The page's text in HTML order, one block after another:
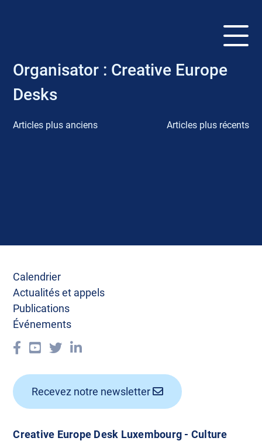
Organisator : Creative Europe
Desks
N
a
i
o
d
e
s
a
Articles plus anciens Articles plus récents
Creative Europe Desk Luxembourg - Culture
Calendrier
Actualités et appels
Publications
Événements
Recevez notre newsletter